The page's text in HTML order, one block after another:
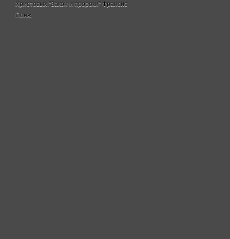
Христовых."Закон и пророки" Франсис
Понж